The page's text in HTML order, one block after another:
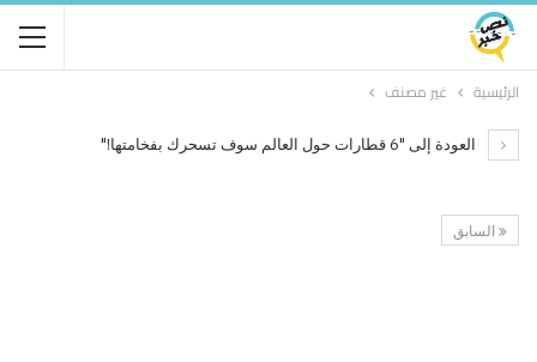
الرئيسية غير مصنف
العودة إلى "6 قطارات حول العالم سوف تسحرك بفخامتها!"
السابق